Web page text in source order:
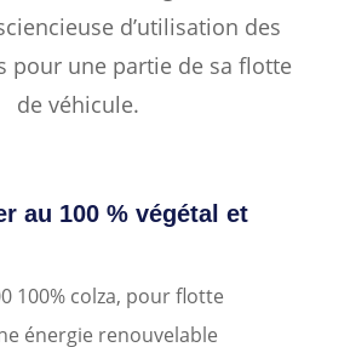
d’utilisation des
pour une partie de sa flotte
de véhicule.
au 100 % végétal et
100% colza, pour flotte
énergie renouvelable